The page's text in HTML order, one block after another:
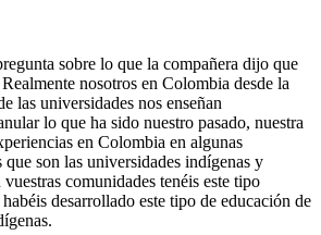
sobre lo que la compañera dijo que
nosotros en Colombia desde la
las universidades nos enseñan
lo que ha sido nuestro pasado, nuestra
en Colombia en algunas
son las universidades indígenas y
comunidades tenéis este tipo
desarrollado este tipo de educación de